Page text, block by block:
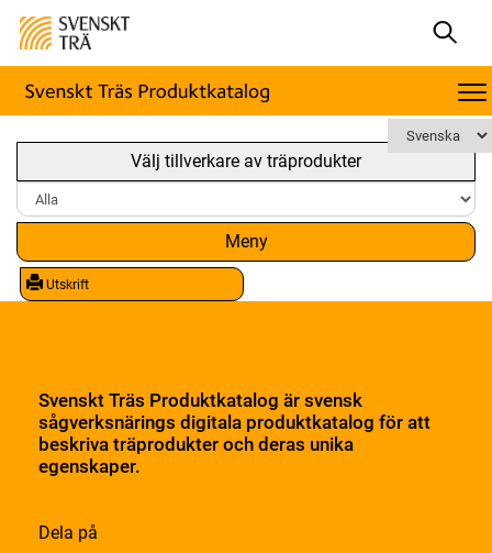
Välj tillverkare av träprodukter
Meny
Utskrift
Svenskt Träs Produktkatalog är svensk
sågverksnärings digitala produktkatalog för att
beskriva träprodukter och deras unika
egenskaper.
Dela på